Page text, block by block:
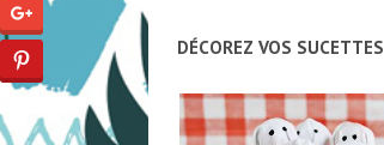
DÉCOREZ VOS SUCETTES